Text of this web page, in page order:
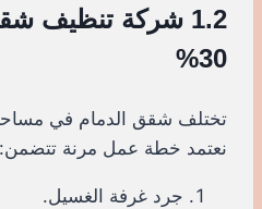
1.2 شركة تنظيف
30%
تختلف شقق الدمام في
نعتمد خطة عمل مرنة تتضمن:
جرد غرفة الغسيل.